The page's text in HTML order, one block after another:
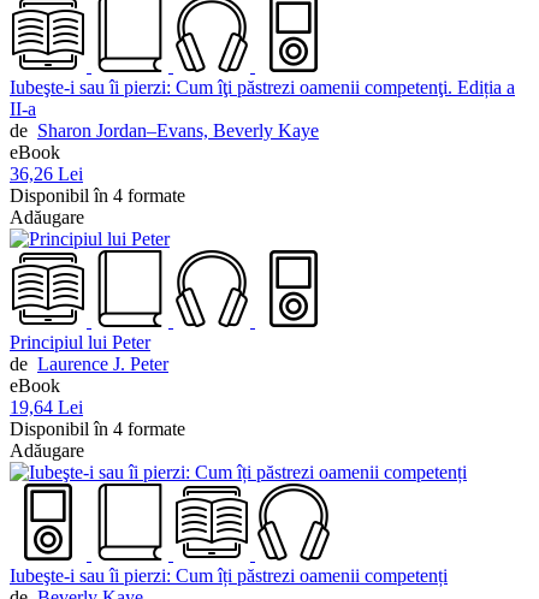
Iubeşte-i sau îi pierzi: Cum îţi păstrezi oamenii competenţi. Ediția a
II-a
de Sharon Jordan–Evans, Beverly Kaye
eBook
36,26 Lei
Disponibil în 4 formate
Adăugare
Principiul lui Peter
de Laurence J. Peter
eBook
19,64 Lei
Disponibil în 4 formate
Adăugare
Iubeşte-i sau îi pierzi: Cum îți păstrezi oamenii competenți